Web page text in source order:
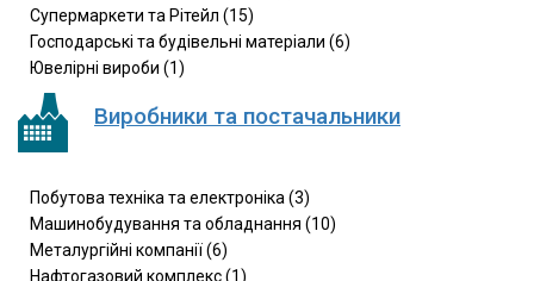
Супермаркети та Рітейл (15)
Господарські та будівельні матеріали (6)
Ювелірні вироби (1)
Виробники та постачальники
Побутова техніка та електроніка (3)
Машинобудування та обладнання (10)
Металургійні компанії (6)
Нафтогазовий комплекс (1)